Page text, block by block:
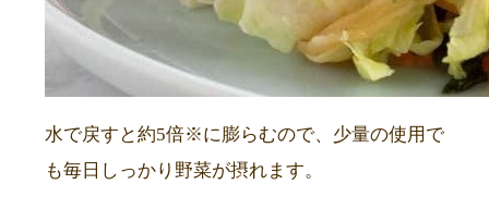
水で戻すと約5倍※に膨らむので、少量の使用で
も毎日しっかり野菜が摂れます。